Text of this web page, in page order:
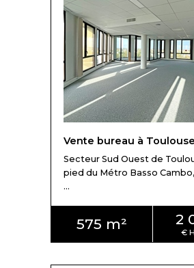
Vente bureau à Toulouse
Secteur Sud Ouest de
pied du Métro Basso Cambo,
...
575 m² 2